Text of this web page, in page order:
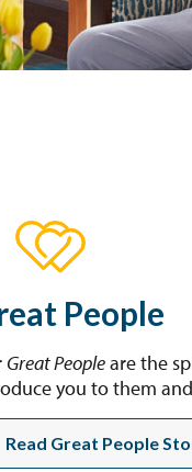
People
Great Peopleare the
you to them
Read Great People